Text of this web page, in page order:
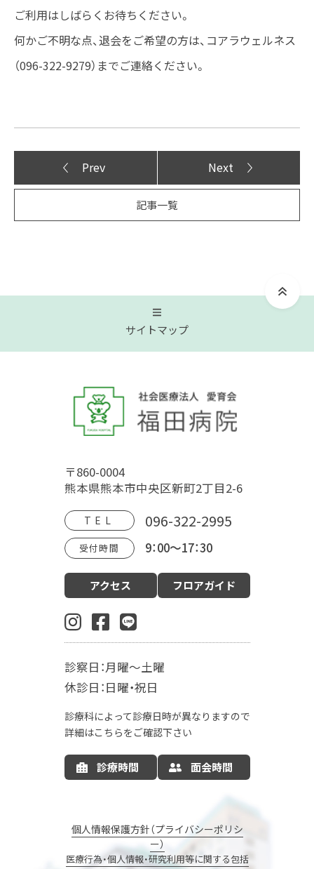
ご利用はしばらくお待ちください。
何かご不明な点、退会をご希望の方は、コアラウェルネス
（096-322-9279）までご連絡ください。
Prev Next
記事一覧
サイトマップ
トップページ
病院概要 福田病院の歴史
HOSPITAL MOVIE
診療案内
婦人科・更年期外来
肛門外科
麻酔科
お産の入院について
お部屋について
お食事について
LDR
MFICU
新生児センター
出産の流れ
出産方法
里帰り出産
病院情報の公開 産後ケア
マタニティサポート
ナーサリーコアラ コアラウェルネス
〒860-0004
熊本県熊本市中央区新町2丁目2-6
TEL 096-322-2995
受付時間 9：00～17：30
アクセス フロアガイド
診察日：月曜～土曜
休診日：日曜・祝日
診療科によって診療日時が異なりますので
詳細はこちらをご確認下さい
診療時間 面会時間
個人情報保護方針（プライバシーポリシ
ー）
医療行為・個人情報・研究利用等に関する包括